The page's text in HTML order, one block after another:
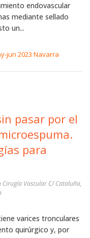
endovascular
mediante sellado
un...
jun 2023 Navarra
pasar por el
para
Cirugía Vascular C/ Cataluña,
varices tronculares
quirúrgico y, por